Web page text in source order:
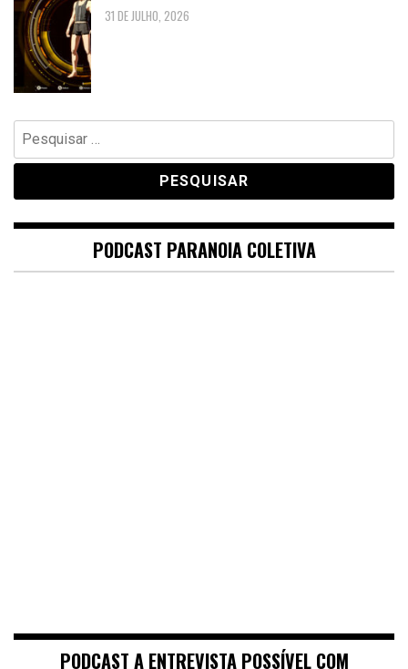
31 DE JULHO, 2026
Pesquisar
por:
PODCAST PARANOIA COLETIVA
PODCAST A ENTREVISTA POSSÍVEL COM